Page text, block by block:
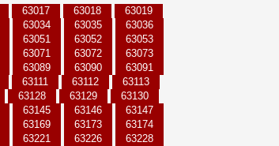
63017 63018
63019
63034 63035
63036
63051 63052
63053
63071 63072
63073
63089 63090
63091
63111 63112
63113
63128 63129
63130
63145 63146
63147
63169 63173
63174
63221 63226
63228